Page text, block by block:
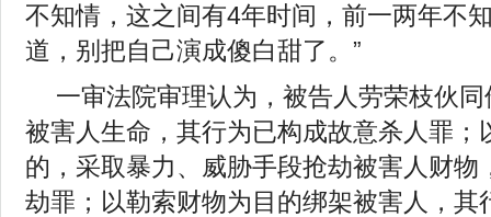
不知情，这之间有4年时间，前一两年不
道，别把自己演成傻白甜了。”
一审法院审理认为，被告人劳荣枝伙
被害人生命，其行为已构成故意杀人罪；
的，采取暴力、威胁手段抢劫被害人财物
劫罪；以勒索财物为目的绑架被害人，其